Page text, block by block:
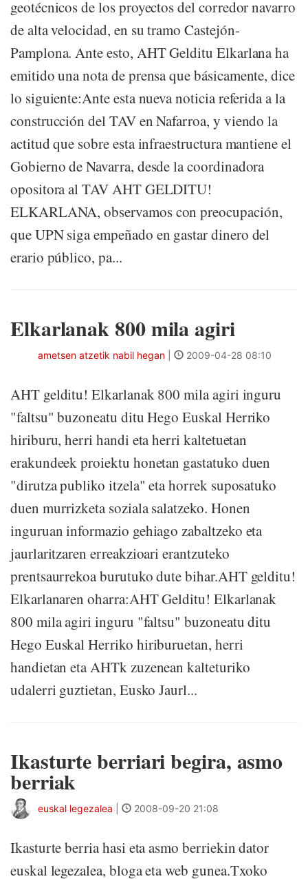
geotécnicos de los proyectos del corredor navarro
de alta velocidad, en su tramo Castejón-
Pamplona. Ante esto, AHT Gelditu Elkarlana ha
emitido una nota de prensa que básicamente, dice
lo siguiente:Ante esta nueva noticia referida a la
construcción del TAV en Nafarroa, y viendo la
actitud que sobre esta infraestructura mantiene el
Gobierno de Navarra, desde la coordinadora
opositora al TAV AHT GELDITU!
ELKARLANA, observamos con preocupación,
que UPN siga empeñado en gastar dinero del
erario público, pa...
Elkarlanak 800 mila agiri
ametsen atzetik nabil hegan 2009-04-28 08:10
AHT gelditu! Elkarlanak 800 mila agiri inguru
"faltsu" buzoneatu ditu Hego Euskal Herriko
hiriburu, herri handi eta herri kaltetuetan
erakundeek proiektu honetan gastatuko duen
"dirutza publiko itzela" eta horrek suposatuko
duen murrizketa soziala salatzeko. Honen
inguruan informazio gehiago zabaltzeko eta
jaurlaritzaren erreakzioari erantzuteko
prentsaurrekoa burutuko dute bihar.AHT gelditu!
Elkarlanaren oharra:AHT Gelditu! Elkarlanak
800 mila agiri inguru "faltsu" buzoneatu ditu
Hego Euskal Herriko hiriburuetan, herri
handietan eta AHTk zuzenean kalteturiko
udalerri guztietan, Eusko Jaurl...
Ikasturte berriari begira, asmo
berriak
euskal legezalea 2008-09-20 21:08
Ikasturte berria hasi eta asmo berriekin dator
euskal legezalea, bloga eta web gunea.Txoko